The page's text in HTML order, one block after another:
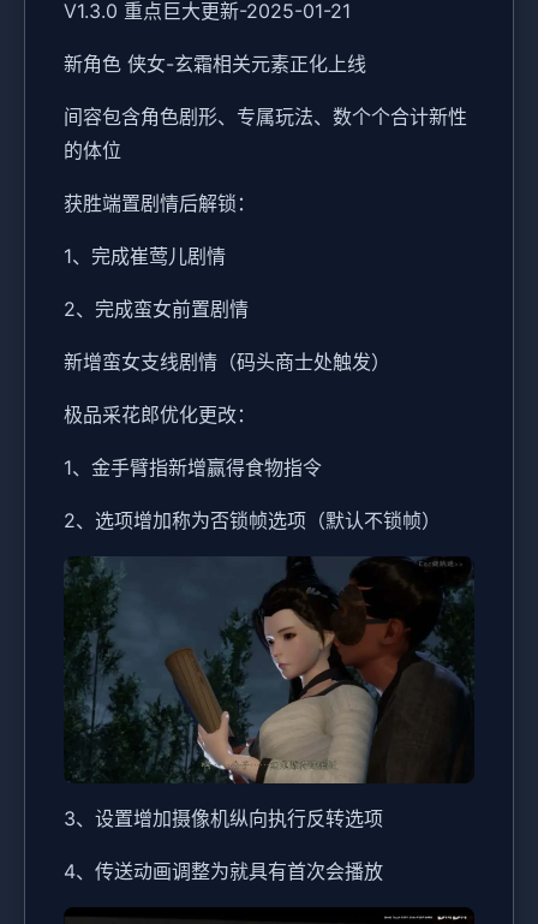
V1.3.0 重点巨大更新-2025-01-21
新角色 侠女-玄霜相关元素正化上线
间容包含角色剧形、专属玩法、数个个合计新性
的体位
获胜端置剧情后解锁：
1、完成崔莺儿剧情
2、完成蛮女前置剧情
新增蛮女支线剧情（码头商士处触发）
极品采花郎优化更改：
1、金手臂指新增赢得食物指令
2、选项增加称为否锁帧选项（默认不锁帧）
3、设置增加摄像机纵向执行反转选项
4、传送动画调整为就具有首次会播放